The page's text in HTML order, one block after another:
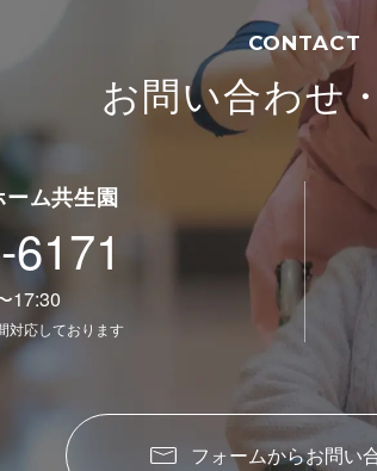
CONTACT
お問い合わせ
ム共生園
17:30
対応しております
フォームからお問い